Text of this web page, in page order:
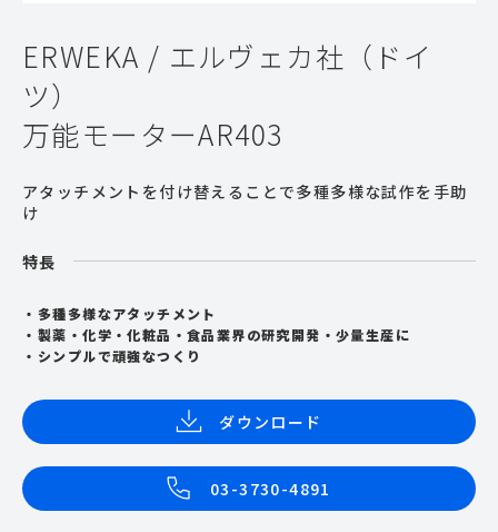
ERWEKA / エルヴェカ社（ドイ
ツ）
万能モーターAR403
アタッチメントを付け替えることで多種多様な試作を手助
け
特長
多種多様なアタッチメント
製薬・化学・化粧品・食品業界の研究開発・少量生産に
シンプルで頑強なつくり
ダウンロード
03-3730-4891